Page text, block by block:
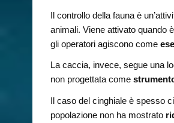
Il controllo della fauna è
animali. Viene attivato quando
gli operatori agiscono come
La caccia, invece, segue una
non progettata come
Il caso del cinghiale è spesso
popolazione non ha mostrato